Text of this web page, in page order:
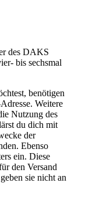
des DAKS
bis sechsmal
benötigen
Weitere
Nutzung des
du dich mit
der
Ebenso
ein. Diese
den Versand
sie nicht an